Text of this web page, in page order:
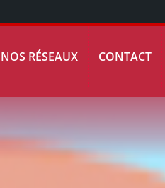
NOS RÉSEAUX CONTACT